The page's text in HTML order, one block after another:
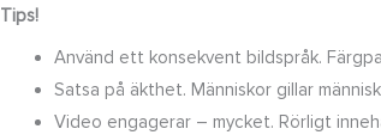
Tips!
Använd ett konsekvent bildspråk.
Satsa på äkthet. Människor gillar
Video engagerar – mycket. Rörligt